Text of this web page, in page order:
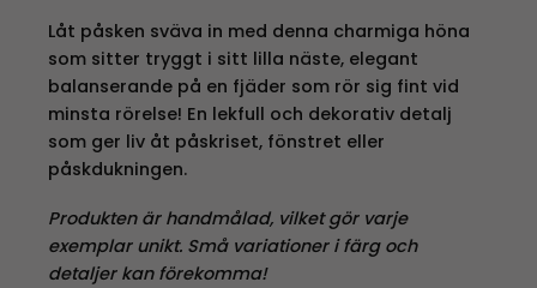
Låt påsken sväva in med denna charmiga höna
som sitter tryggt i sitt lilla näste, elegant
balanserande på en fjäder som rör sig fint vid
minsta rörelse! En lekfull och dekorativ detalj
som ger liv åt påskriset, fönstret eller
påskdukningen.
Produkten är handmålad, vilket gör varje
exemplar unikt. Små variationer i färg och
detaljer kan förekomma!